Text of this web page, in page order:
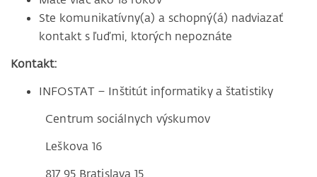
Ste komunikatívny(a) a schopný(á) nadviazať
kontakt s ľuďmi, ktorých nepoznáte
Kontakt:
INFOSTAT – Inštitút informatiky a štatistiky
Centrum sociálnych výskumov
Leškova 16
817 95 Bratislava 15